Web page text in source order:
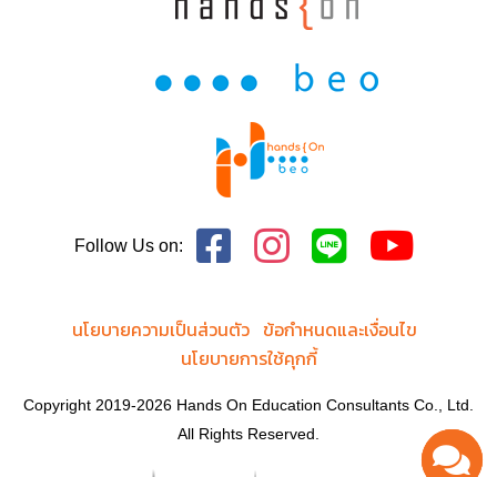
Graphic Design
Law: Life Sciences
Mental Health Counseling
Follow Us on:
นโยบายความเป็นส่วนตัว ข้อกำหนดและเงื่อนไข
นโยบายการใช้คุกกี้
Copyright 2019-2026 Hands On Education Consultants Co., Ltd.
All Rights Reserved.